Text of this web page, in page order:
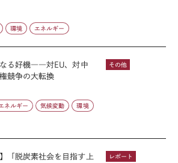
環境 エネルギー
その他
なる好機――対EU、対中
競争の大転換
ネルギー 気候変動 環境
レポート
「脱炭素社会を目指す上